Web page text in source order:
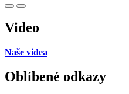
Video
Naše videa
Oblíbené odkazy